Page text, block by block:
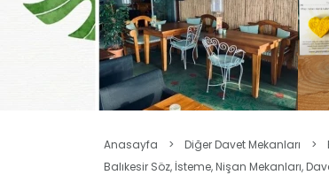
Anasayfa > Diğer Davet Mekanları >
Balıkesir Söz, İsteme, Nişan Mekanları,